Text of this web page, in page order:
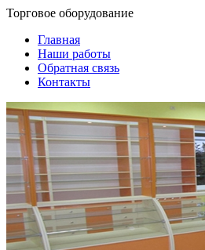
Торговое оборудование
Главная
Наши работы
Обратная связь
Контакты